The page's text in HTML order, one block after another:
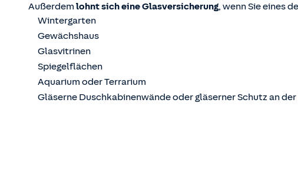
Außerdem lohnt sich eine Glasversicherung, wenn Sie eines
Wintergarten
Gewächshaus
Glasvitrinen
Spiegelflächen
Aquarium oder Terrarium
Gläserne Duschkabinenwände oder gläserner Schutz an